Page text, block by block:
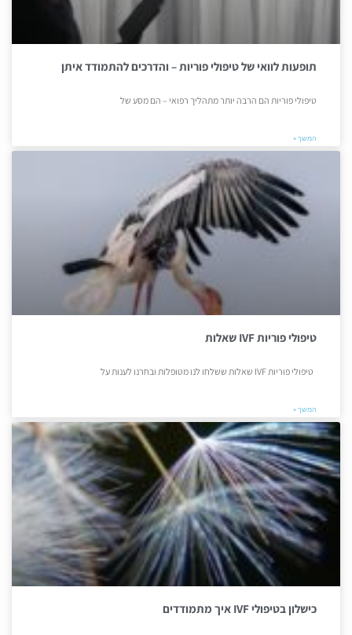
תופעות לוואי של טיפולי פוריות – והדרכים להתמודד איתן
טיפולי פוריות הם הרבה יותר מתהליך רפואי – הם מסע של
המשך »
טיפולי פוריות IVF שאלות
טיפולי פוריות IVF שאלות ששלחו לנו מטופלות ובחרנו לענות על
המשך »
כישלון בטיפולי IVF איך מתמודדים